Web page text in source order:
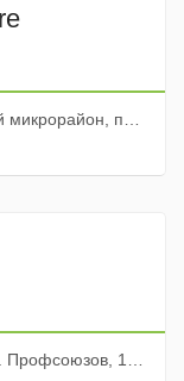
пл. Труда, 19
1б, ТЦ Планета Лето